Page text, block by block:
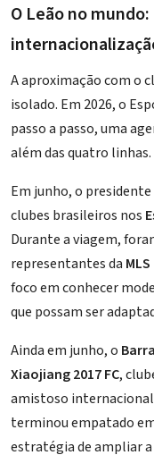
O Leão no
A aproximação com o
isolado. Em 2026, o
passo a passo, uma
além das quatro linhas.
Em junho, o presidente
clubes brasileiros nos
Durante a viagem,
representantes da MLS
foco em conhecer
que possam ser
Ainda em junho, o
Xiaojiang 2017 FC,
amistoso
terminou empatado
estratégia de ampliar a